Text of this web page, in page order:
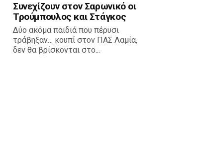
Συνεχίζουν στον Σαρωνικό οι
Τρούμπουλος και Στάγκος
Δύο ακόμα παιδιά που πέρυσι
τράβηξαν… κουπί στον ΠΑΣ Λαμία,
δεν θα βρίσκονται στο...